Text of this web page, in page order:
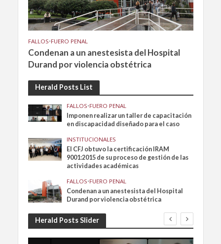
FALLOS•FUERO PENAL
Condenan a un anestesista del Hospital
Durand por violencia obstétrica
Herald Posts List
FALLOS•FUERO PENAL
Imponen realizar un taller de capacitación
en discapacidad diseñado para el caso
INSTITUCIONALES
El CFJ obtuvo la certificación IRAM
9001:2015 de su proceso de gestión de las
actividades académicas
FALLOS•FUERO PENAL
Condenan a un anestesista del Hospital
Durand por violencia obstétrica
Herald Posts Slider